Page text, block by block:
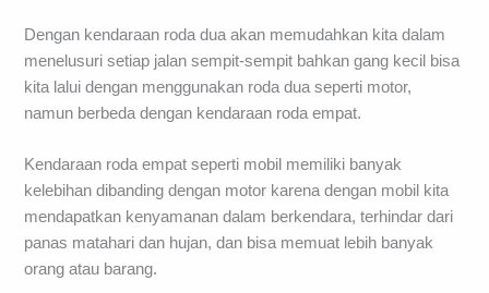
Dengan kendaraan roda dua akan memudahkan kita dalam
menelusuri setiap jalan sempit-sempit bahkan gang kecil bisa
kita lalui dengan menggunakan roda dua seperti motor,
namun berbeda dengan kendaraan roda empat.
Kendaraan roda empat seperti mobil memiliki banyak
kelebihan dibanding dengan motor karena dengan mobil kita
mendapatkan kenyamanan dalam berkendara, terhindar dari
panas matahari dan hujan, dan bisa memuat lebih banyak
orang atau barang.